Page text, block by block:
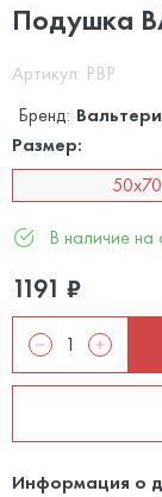
Подушка
Артикул: PBP
Бренд: Вальтери
Размер:
50x70
В наличие на
1191 ₽
Информация о